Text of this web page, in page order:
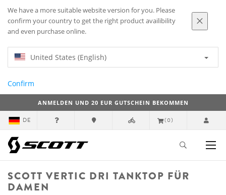
We have a more suitable website version for you. Please
confirm your country to get the right product availibility
and even purchase online.
United States (English)
Confirm
ANMELDEN UND 20 EUR GUTSCHEIN BEKOMMEN
DE (0)
SCOTT VERTIC DRI TANKTOP FÜR
DAMEN